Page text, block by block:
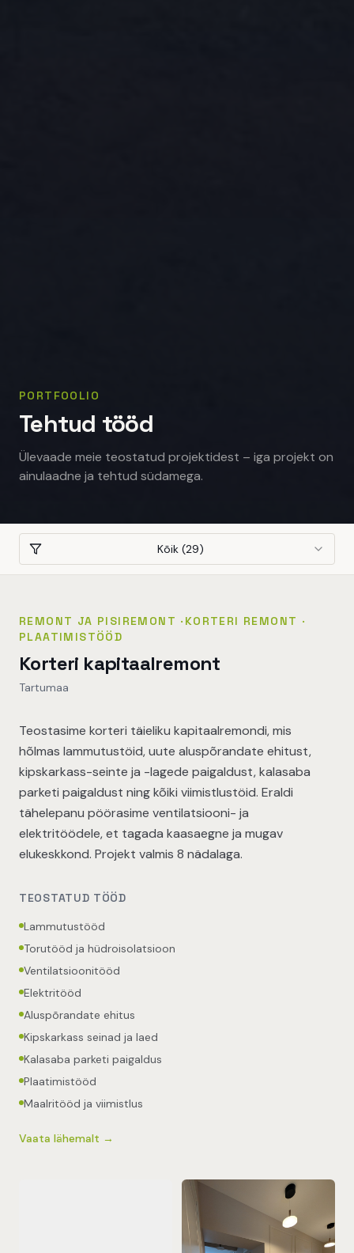
PORTFOOLIO
Tehtud tööd
Ülevaade meie teostatud projektidest – iga projekt on
ainulaadne ja tehtud südamega.
Kõik(29)
REMONT JA PISIREMONT · KORTERI REMONT ·
PLAATIMISTÖÖD
Korteri kapitaalremont
Tartumaa
Teostasime korteri täieliku kapitaalremondi, mis
hõlmas lammutustöid, uute aluspõrandate ehitust,
kipskarkass-seinte ja -lagede paigaldust, kalasaba
parketi paigaldust ning kõiki viimistlustöid. Eraldi
tähelepanu pöörasime ventilatsiooni- ja
elektritöödele, et tagada kaasaegne ja mugav
elukeskkond. Projekt valmis 8 nädalaga.
TEOSTATUD TÖÖD
Lammutustööd
Torutööd ja hüdroisolatsioon
Ventilatsioonitööd
Elektritööd
Aluspõrandate ehitus
Kipskarkass seinad ja laed
Kalasaba parketi paigaldus
Plaatimistööd
Maalritööd ja viimistlus
Vaata lähemalt →